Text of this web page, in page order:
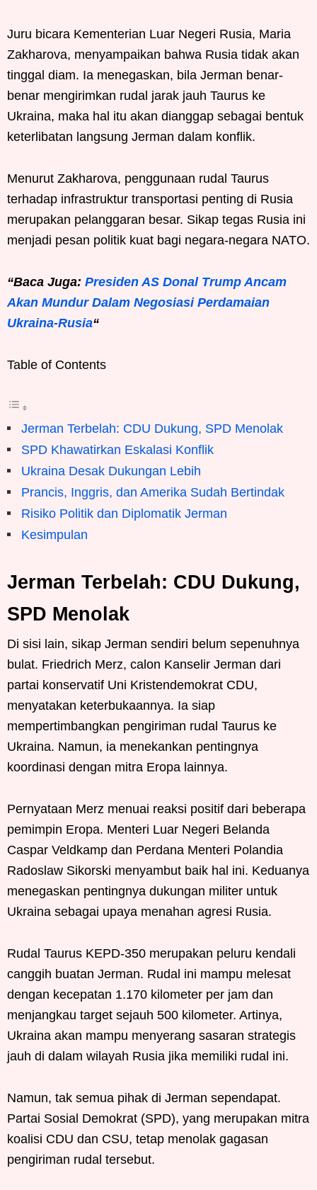
Juru bicara Kementerian Luar Negeri Rusia, Maria
Zakharova, menyampaikan bahwa Rusia tidak akan
tinggal diam. Ia menegaskan, bila Jerman benar-
benar mengirimkan rudal jarak jauh Taurus ke
Ukraina, maka hal itu akan dianggap sebagai bentuk
keterlibatan langsung Jerman dalam konflik.
Menurut Zakharova, penggunaan rudal Taurus
terhadap infrastruktur transportasi penting di Rusia
merupakan pelanggaran besar. Sikap tegas Rusia ini
menjadi pesan politik kuat bagi negara-negara NATO.
“Baca Juga: Presiden AS Donal Trump Ancam
Akan Mundur Dalam Negosiasi Perdamaian
Ukraina-Rusia“
Table of Contents
Jerman Terbelah: CDU Dukung, SPD Menolak
SPD Khawatirkan Eskalasi Konflik
Ukraina Desak Dukungan Lebih
Prancis, Inggris, dan Amerika Sudah Bertindak
Risiko Politik dan Diplomatik Jerman
Kesimpulan
Jerman Terbelah: CDU Dukung,
SPD Menolak
Di sisi lain, sikap Jerman sendiri belum sepenuhnya
bulat. Friedrich Merz, calon Kanselir Jerman dari
partai konservatif Uni Kristendemokrat CDU,
menyatakan keterbukaannya. Ia siap
mempertimbangkan pengiriman rudal Taurus ke
Ukraina. Namun, ia menekankan pentingnya
koordinasi dengan mitra Eropa lainnya.
Pernyataan Merz menuai reaksi positif dari beberapa
pemimpin Eropa. Menteri Luar Negeri Belanda
Caspar Veldkamp dan Perdana Menteri Polandia
Radoslaw Sikorski menyambut baik hal ini. Keduanya
menegaskan pentingnya dukungan militer untuk
Ukraina sebagai upaya menahan agresi Rusia.
Rudal Taurus KEPD-350 merupakan peluru kendali
canggih buatan Jerman. Rudal ini mampu melesat
dengan kecepatan 1.170 kilometer per jam dan
menjangkau target sejauh 500 kilometer. Artinya,
Ukraina akan mampu menyerang sasaran strategis
jauh di dalam wilayah Rusia jika memiliki rudal ini.
Namun, tak semua pihak di Jerman sependapat.
Partai Sosial Demokrat (SPD), yang merupakan mitra
koalisi CDU dan CSU, tetap menolak gagasan
pengiriman rudal tersebut.